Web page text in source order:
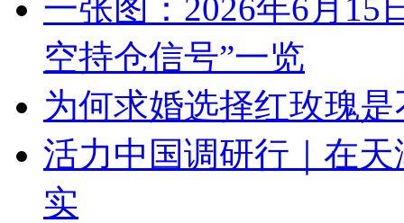
一张图：2026年6月15
空持仓信号”一览
为何求婚选择红玫瑰
活力中国调研行｜在
实